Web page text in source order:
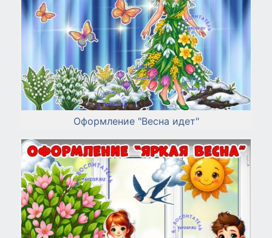
Оформление "Весна идет"